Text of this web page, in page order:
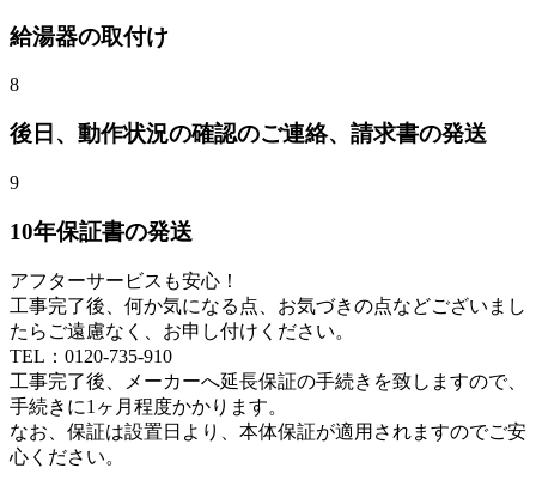
給湯器の取付け
8
後日、動作状況の確認のご連絡、請求書の発送
9
10年保証書の発送
アフターサービスも安心！
工事完了後、何か気になる点、お気づきの点などございまし
たらご遠慮なく、お申し付けください。
TEL：0120-735-910
工事完了後、メーカーへ延長保証の手続きを致しますので、
手続きに1ヶ月程度かかります。
なお、保証は設置日より、本体保証が適用されますのでご安
心ください。